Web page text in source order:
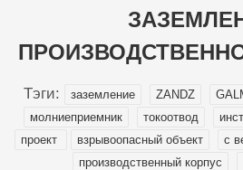
Тэги: заземление ZANDZ
молниеприемник
токоотвод
проект
взрывоопасный объект
с
производственный корпус